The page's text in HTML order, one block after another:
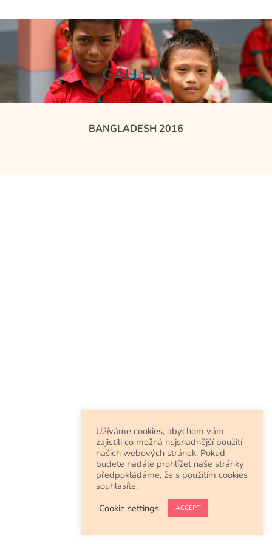
GALLERY
BANGLADESH 2016
Užíváme cookies, abychom vám
zajistili co možná nejsnadnější použití
našich webových stránek. Pokud
budete nadále prohlížet naše stránky
předpokládáme, že s použitím cookies
souhlasíte.
Cookie settings
ACCEPT